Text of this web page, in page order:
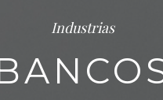
Industrias